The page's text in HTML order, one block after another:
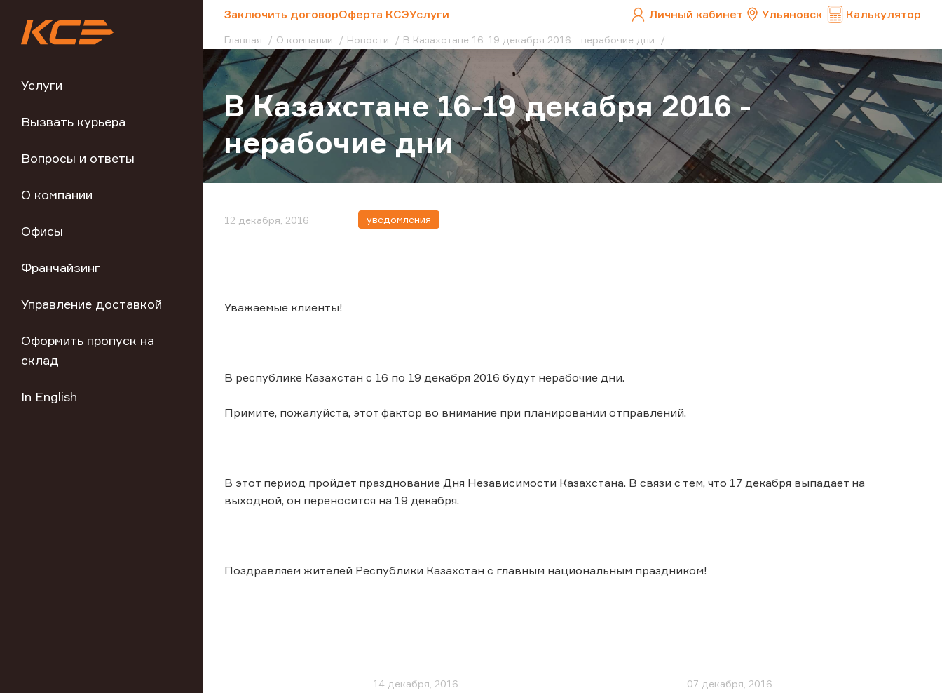
Услуги
Вызвать курьера
Вопросы и ответы
О компании
Офисы
Франчайзинг
Управление доставкой
Оформить пропуск на
склад
In English
Заключить договорОферта КСЭУслуги Личный кабинет Ульяновск Калькулятор
Главная О компании Новости В Казахстане 16-19 декабря 2016 - нерабочие дни
В Казахстане 16-19 декабря 2016 -
нерабочие дни
12 декабря, 2016 уведомления
Уважаемые клиенты!
В республике Казахстан с 16 по 19 декабря 2016 будут нерабочие дни.
Примите, пожалуйста, этот фактор во внимание при планировании отправлений.
В этот период пройдет празднование Дня Независимости Казахстана. В связи с тем, что 17 декабря выпадает на
выходной, он переносится на 19 декабря.
Поздравляем жителей Республики Казахстан с главным национальным праздником!
14 декабря, 2016 07 декабря, 2016